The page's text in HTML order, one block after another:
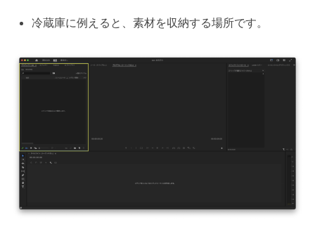
冷蔵庫に例えると、素材を収納する場所です。